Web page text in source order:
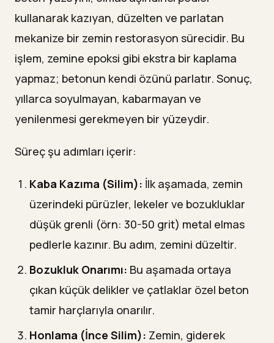
kullanarak kazıyan, düzelten ve parlatan
mekanize bir zemin restorasyon sürecidir. Bu
işlem, zemine epoksi gibi ekstra bir kaplama
yapmaz; betonun kendi özünü parlatır. Sonuç,
yıllarca soyulmayan, kabarmayan ve
yenilenmesi gerekmeyen bir yüzeydir.
Süreç şu adımları içerir:
Kaba Kazıma (Silim): İlk aşamada, zemin
üzerindeki pürüzler, lekeler ve bozukluklar
düşük grenli (örn: 30-50 grit) metal elmas
pedlerle kazınır. Bu adım, zemini düzeltir.
Bozukluk Onarımı: Bu aşamada ortaya
çıkan küçük delikler ve çatlaklar özel beton
tamir harçlarıyla onarılır.
Honlama (İnce Silim): Zemin, giderek